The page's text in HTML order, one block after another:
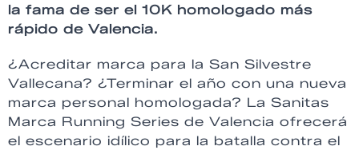
la fama de ser el 10K homologado más
rápido de Valencia.
¿Acreditar marca para la San Silvestre
Vallecana? ¿Terminar el año con una nueva
marca personal homologada? La Sanitas
Marca Running Series de Valencia ofrecerá
el escenario idílico para la batalla contra el